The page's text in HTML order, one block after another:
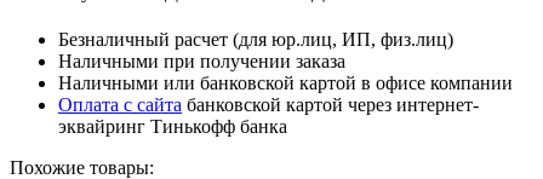
Безналичный расчет (для юр.лиц, ИП, физ.лиц)
Наличными при получении заказа
Наличными или банковской картой в офисе компании
Оплата с сайта банковской картой через интернет-
эквайринг Тинькофф банка
Похожие товары: